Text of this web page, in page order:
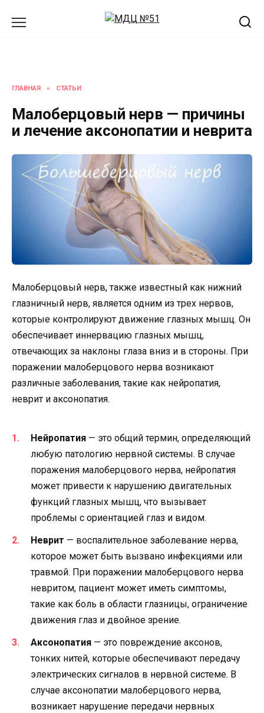
ГЛАВНАЯ » СТАТЬИ
Малоберцовый нерв — причины
и лечение аксонопатии и неврита
Малоберцовый нерв, также известный как нижний
глазничный нерв, является одним из трех нервов,
которые контролируют движение глазных мышц. Он
обеспечивает иннервацию глазных мышц,
отвечающих за наклоны глаза вниз и в стороны. При
поражении малоберцового нерва возникают
различные заболевания, такие как нейропатия,
неврит и аксонопатия.
Нейропатия — это общий термин, определяющий
любую патологию нервной системы. В случае
поражения малоберцового нерва, нейропатия
может привести к нарушению двигательных
функций глазных мышц, что вызывает
проблемы с ориентацией глаз и видом.
Неврит — воспалительное заболевание нерва,
которое может быть вызвано инфекциями или
травмой. При поражении малоберцового нерва
невритом, пациент может иметь симптомы,
такие как боль в области глазницы, ограничение
движения глаз и двойное зрение.
Аксонопатия — это повреждение аксонов,
тонких нитей, которые обеспечивают передачу
электрических сигналов в нервной системе. В
случае аксонопатии малоберцового нерва,
возникает нарушение передачи нервных